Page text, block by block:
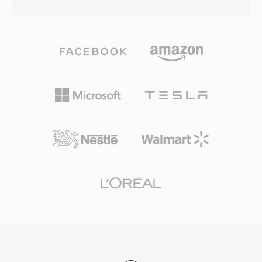
الموثوقة ودعم الترميزات عالية الجودة M2TS مناسبة
تماماً لأرشفة المحتوى عالي الوضوح حيث يكون
التي تواجه امتداد .oga يمكنها تحسين التشغيل للصوت
أوقات تحميل أسرع واستخدام ذاكرة أقل. نظراً لأن
حاوية Ogg ومرمّزاتها المرتبطة مفتوحة المصدر
ترخيص براءات الاختراع التي تؤثر على التنسيقات
بطريقة موحدة. يُشغَّل OGA أصلياً في Firefox